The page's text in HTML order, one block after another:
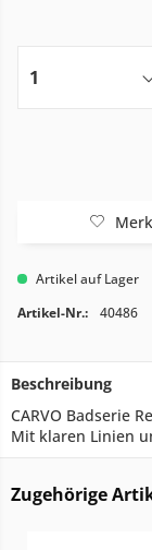
Artikel auf Lager
Artikel-Nr.:
40486
Beschreibung
CARVO Badserie
Mit klaren Linien
Zugehörige